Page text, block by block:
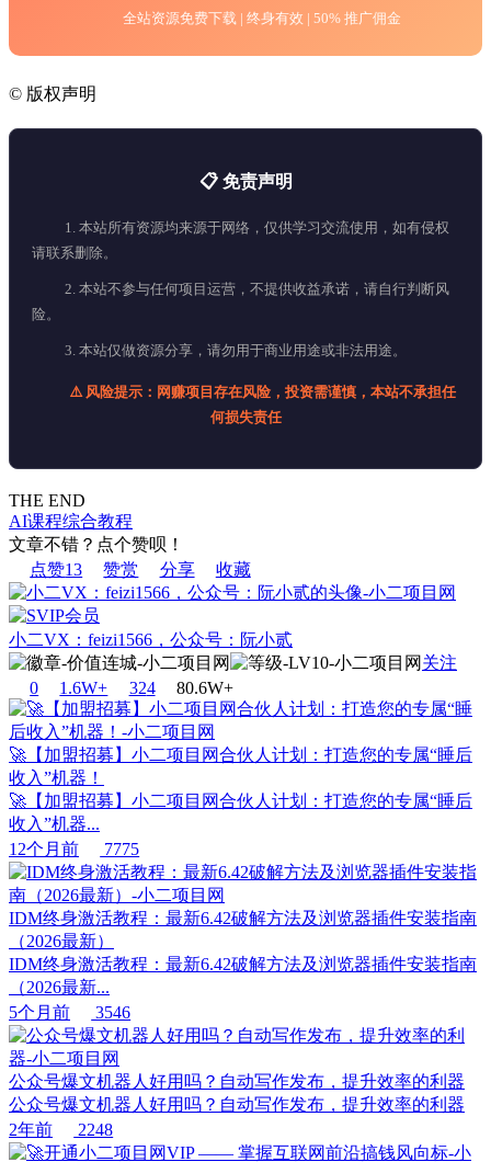
全站资源免费下载 | 终身有效 | 50% 推广佣金
© 版权声明
📋 免责声明
1. 本站所有资源均来源于网络，仅供学习交流使用，如有侵权
请联系删除。
2. 本站不参与任何项目运营，不提供收益承诺，请自行判断风
险。
3. 本站仅做资源分享，请勿用于商业用途或非法用途。
⚠️ 风险提示：网赚项目存在风险，投资需谨慎，本站不承担任
何损失责任
THE END
AI课程综合教程
文章不错？点个赞呗！
点赞13 赞赏 分享 收藏
小二VX：feizi1566，公众号：阮小贰
关注
0
1.6W+ 324 80.6W+
🚀【加盟招募】小二项目网合伙人计划：打造您的专属“睡后
收入”机器！
🚀【加盟招募】小二项目网合伙人计划：打造您的专属“睡后
收入”机器...
12个月前
7775
IDM终身激活教程：最新6.42破解方法及浏览器插件安装指南
（2026最新）
IDM终身激活教程：最新6.42破解方法及浏览器插件安装指南
（2026最新...
5个月前
3546
公众号爆文机器人好用吗？自动写作发布，提升效率的利器
公众号爆文机器人好用吗？自动写作发布，提升效率的利器
2年前
2248